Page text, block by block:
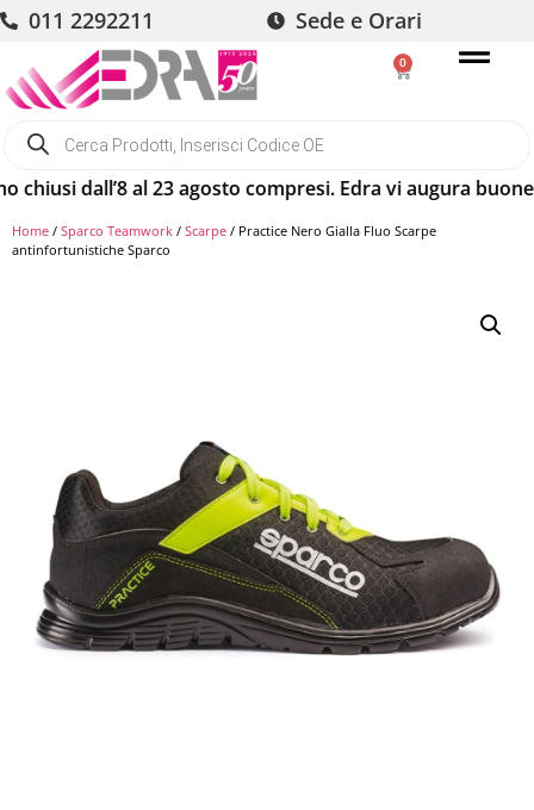
011 2292211 Sede e Orari
0
dall’8 al 23 agosto compresi. Edra vi augura buone
Home / Sparco Teamwork / Scarpe / Practice Nero Gialla Fluo Scarpe
antinfortunistiche Sparco